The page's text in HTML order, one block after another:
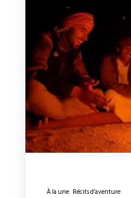
À la une Récits d’aventure